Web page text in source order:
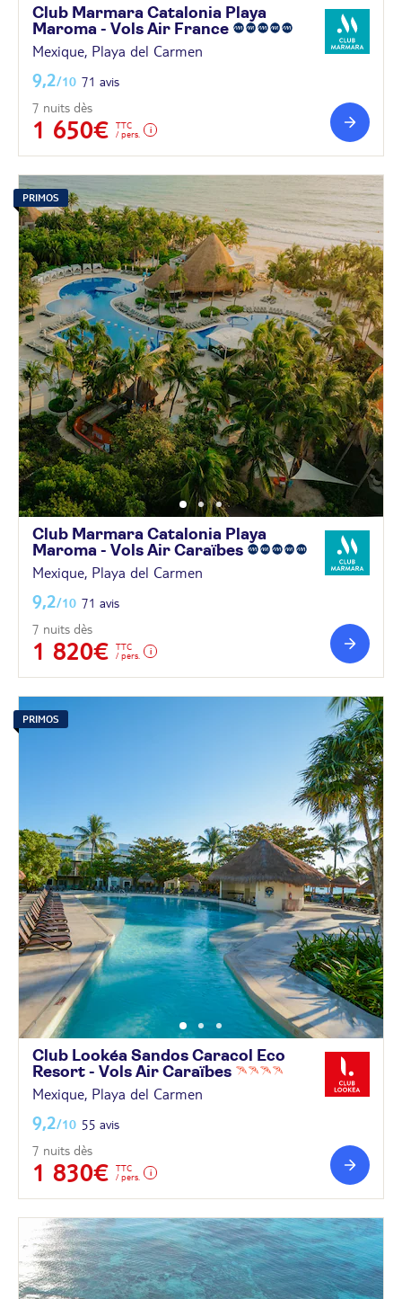
Club Marmara Catalonia Playa
Maroma - Vols Air France
Mexique, Playa del Carmen
9,2/10 71 avis
7 nuits dès
1 650€
TTC
/ pers.
PRIMOS
Club Marmara Catalonia Playa
Maroma - Vols Air Caraïbes
Mexique, Playa del Carmen
9,2/10 71 avis
7 nuits dès
1 820€
TTC
/ pers.
PRIMOS
Club Lookéa Sandos Caracol Eco
Resort - Vols Air Caraïbes
Mexique, Playa del Carmen
9,2/10 55 avis
7 nuits dès
1 830€
TTC
/ pers.